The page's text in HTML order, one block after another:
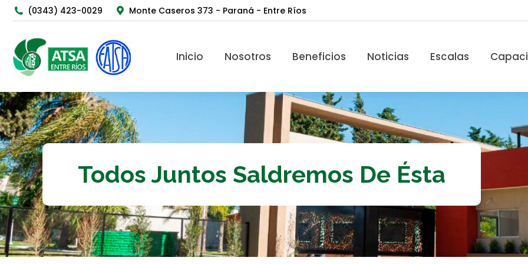
(0343) 423-0029 Monte Caseros 373 - Paraná - Entre Ríos
Inicio Nosotros Beneficios Noticias Escalas
Todos Juntos Saldremos De Ésta
Inicio Nosotros Beneficios Noticias Escalas